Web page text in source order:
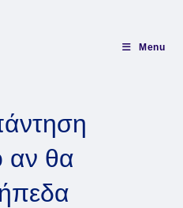
Menu
αν θα